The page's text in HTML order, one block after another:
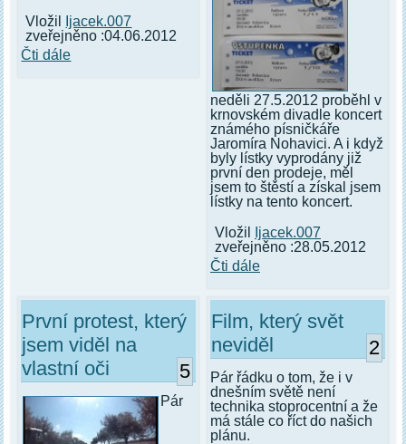
Vložil
Ijacek.007
zveřejněno :04.06.2012
Čti dále
neděli 27.5.2012 proběhl v
krnovském divadle koncert
známého písničkáře
Jaromíra Nohavici. A i když
byly lístky vyprodány již
první den prodeje, měl
jsem to štěstí a získal jsem
lístky na tento koncert.
Vložil
Ijacek.007
zveřejněno :28.05.2012
Čti dále
První protest, který
jsem viděl na
vlastní oči
5
Pár
Film, který svět
neviděl
2
Pár řádku o tom, že i v
dnešním světě není
technika stoprocentní a že
má stále co říct do našich
plánu.